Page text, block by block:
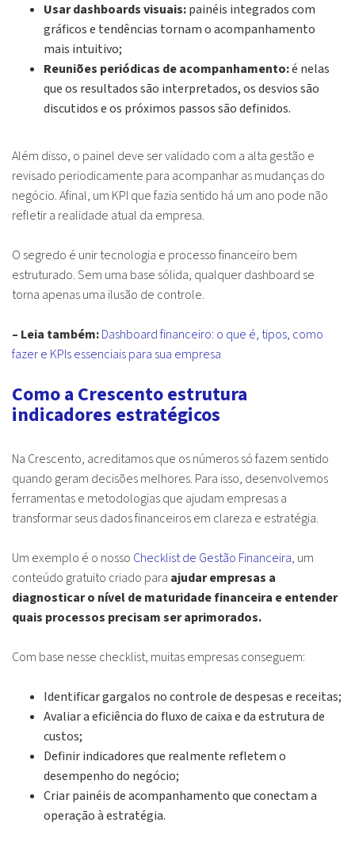
Usar dashboards visuais:painéis integrados com
gráficos e tendências tornam o acompanhamento
mais intuitivo;
Reuniões periódicas de acompanhamento:é nelas
que os resultados são interpretados, os desvios são
discutidos e os próximos passos são definidos.
Além disso, o painel deve ser validado com a alta gestão e
revisado periodicamente para acompanhar as mudanças do
negócio. Afinal, um KPI que fazia sentido há um ano pode não
refletir a realidade atual da empresa.
O segredo é unir tecnologia e processo financeiro bem
estruturado. Sem uma base sólida, qualquer dashboard se
torna apenas uma ilusão de controle.
– Leia também:Dashboard financeiro: o que é, tipos, como
fazer e KPIs essenciais para sua empresa
Como a Crescento estrutura
indicadores estratégicos
Na Crescento, acreditamos que os números só fazem sentido
quando geram decisões melhores. Para isso, desenvolvemos
ferramentas e metodologias que ajudam empresas a
transformar seus dados financeiros em clareza e estratégia.
Um exemplo é o nosso Checklist de Gestão Financeira, um
conteúdo gratuito criado para ajudar empresas a
diagnosticar o nível de maturidade financeira e entender
quais processos precisam ser aprimorados.
Com base nesse checklist, muitas empresas conseguem:
Identificar gargalos no controle de despesas e receitas;
Avaliar a eficiência do fluxo de caixa e da estrutura de
custos;
Definir indicadores que realmente refletem o
desempenho do negócio;
Criar painéis de acompanhamento que conectam a
operação à estratégia.